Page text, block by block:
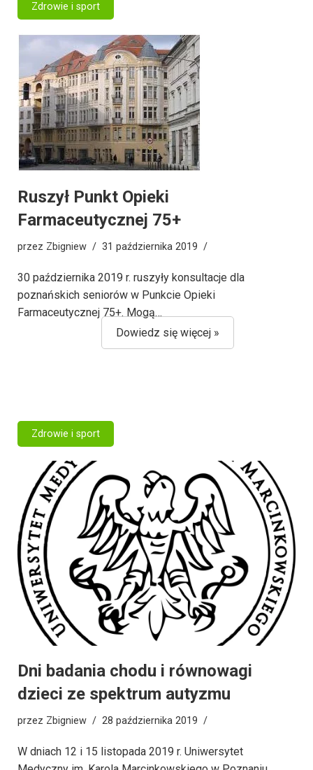
Ruszył Punkt Opieki
Farmaceutycznej 75+
przez Zbigniew 31 października 2019
Zdrowie i sport
30 października 2019 r. ruszyły konsultacje dla
poznańskich seniorów w Punkcie Opieki
Farmaceutycznej 75+. Mogą…
Dowiedz się więcej »
Dni badania chodu i równowagi
dzieci ze spektrum autyzmu
przez Zbigniew 28 października 2019
Zdrowie i sport
W dniach 12 i 15 listopada 2019 r. Uniwersytet